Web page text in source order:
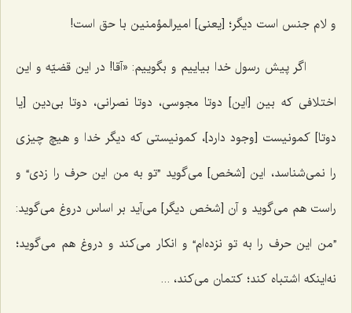
و لام جنس است دیگر؛ [یعنی] امیرالمؤمنین با حق است!
اگر پیش رسول خدا بیاییم و بگوییم: «آقا! در این قضیّه و این
اختلافی که بین [این] دوتا مجوسی، دوتا نصرانی، دوتا بی‌دین [یا
دوتا] کمونیست [وجود دارد]، کمونیستی که دیگر خدا و هیچ چیزی
را نمی‌شناسد، این [شخص] می‌گوید ”تو به من این حرف را زدی“ و
راست هم می‌گوید و آن [شخص دیگر] می‌آید بر اساس دروغ می‌گوید:
”من این حرف را به تو نزده‌ام“ و انکار می‌کند و دروغ هم می‌گوید؛
نه‌اینکه اشتباه کند؛ کتمان می‌کند، ...